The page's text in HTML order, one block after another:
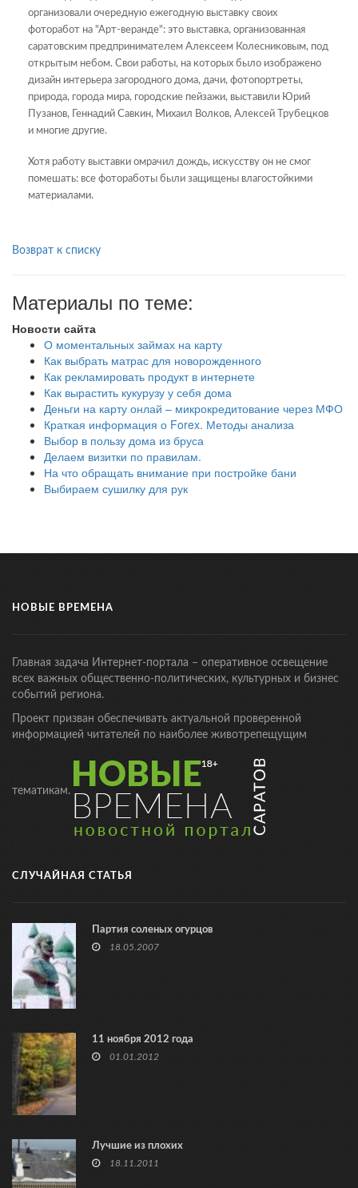
организовали очередную ежегодную выставку своих
фоторабот на "Арт-веранде": это выставка, организованная
саратовским предпринимателем Алексеем Колесниковым, под
открытым небом. Свои работы, на которых было изображено
дизайн интерьера загородного дома, дачи, фотопортреты,
природа, города мира, городские пейзажи, выставили Юрий
Пузанов, Геннадий Савкин, Михаил Волков, Алексей Трубецков
и многие другие.
Хотя работу выставки омрачил дождь, искусству он не смог
помешать: все фотоработы были защищены влагостойкими
материалами.
Возврат к списку
Материалы по теме:
Новости сайта
О моментальных займах на карту
Как выбрать матрас для новорожденного
Как рекламировать продукт в интернете
Как вырастить кукурузу у себя дома
Деньги на карту онлай – микрокредитование через МФО
Краткая информация о Forex. Методы анализа
Выбор в пользу дома из бруса
Делаем визитки по правилам.
На что обращать внимание при постройке бани
Выбираем сушилку для рук
НОВЫЕ ВРЕМЕНА
Главная задача Интернет-портала – оперативное освещение
всех важных общественно-политических, культурных и бизнес
событий региона.
Проект призван обеспечивать актуальной проверенной
информацией читателей по наиболее животрепещущим
тематикам.
СЛУЧАЙНАЯ СТАТЬЯ
Партия соленых огурцов
18.05.2007
11 ноября 2012 года
01.01.2012
Лучшие из плохих
18.11.2011